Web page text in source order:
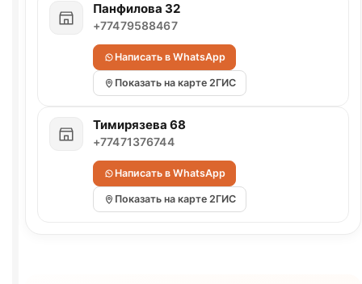
Панфилова 32
+77479588467
Написать в WhatsApp
Показать на карте 2ГИС
Тимирязева 68
+77471376744
Написать в WhatsApp
Показать на карте 2ГИС